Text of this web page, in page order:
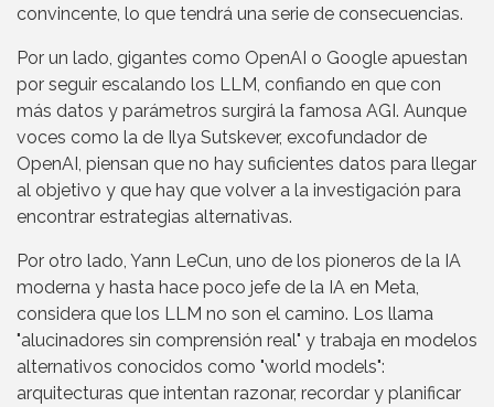
convincente, lo que tendrá una serie de consecuencias.
Por un lado, gigantes como OpenAI o Google apuestan
por seguir escalando los LLM, confiando en que con
más datos y parámetros surgirá la famosa AGI. Aunque
voces como la de Ilya Sutskever, excofundador de
OpenAI, piensan que no hay suficientes datos para llegar
al objetivo y que hay que volver a la investigación para
encontrar estrategias alternativas.
Por otro lado, Yann LeCun, uno de los pioneros de la IA
moderna y hasta hace poco jefe de la IA en Meta,
considera que los LLM no son el camino. Los llama
"alucinadores sin comprensión real" y trabaja en modelos
alternativos conocidos como "world models":
arquitecturas que intentan razonar, recordar y planificar